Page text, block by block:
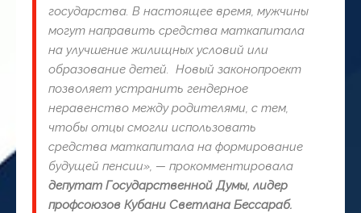
государства. В настоящее время, мужчины
могут направить средства маткапитала
на улучшение жилищных условий или
образование детей. Новый законопроект
позволяет устранить гендерное
неравенство между родителями, с тем,
чтобы отцы смогли использовать
средства маткапитала на формирование
будущей пенсии», — прокомментировала
депутат Государственной Думы, лидер
профсоюзов Кубани Светлана Бессараб.